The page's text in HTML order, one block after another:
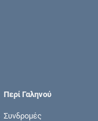
Περί Γαληνού
Συνδρομές